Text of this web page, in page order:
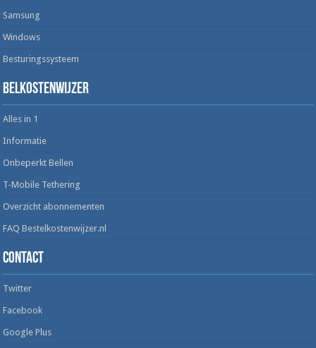
Samsung
Windows
Besturingssysteem
Belkostenwijzer
Alles in 1
Informatie
Onbeperkt Bellen
T-Mobile Tethering
Overzicht abonnementen
FAQ Bestelkostenwijzer.nl
Contact
Twitter
Facebook
Google Plus